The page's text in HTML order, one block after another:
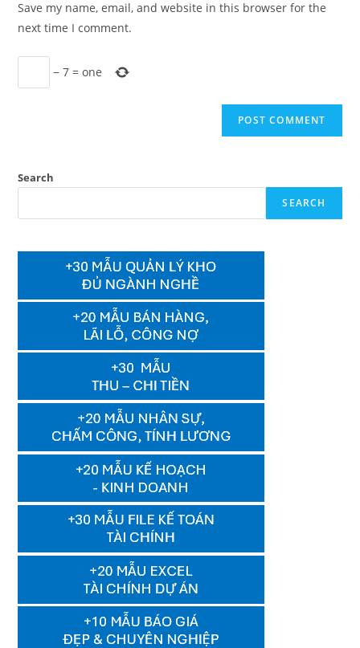
(optional)
Save my name, email, and website in this browser for the
next time I comment.
−7 =one
Search
SEARCH